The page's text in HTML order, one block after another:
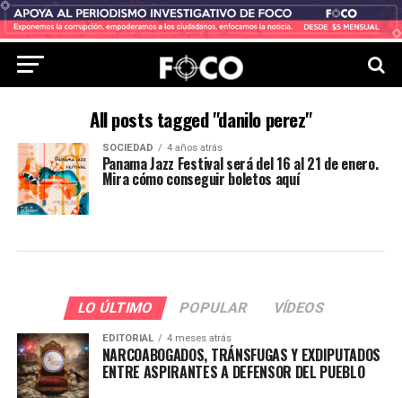
All posts tagged "danilo perez"
SOCIEDAD 4 años atrás
Panama Jazz Festival será del 16 al 21 de enero.
Mira cómo conseguir boletos aquí
LO ÚLTIMO POPULAR VÍDEOS
EDITORIAL 4 meses atrás
NARCOABOGADOS, TRÁNSFUGAS Y EXDIPUTADOS
ENTRE ASPIRANTES A DEFENSOR DEL PUEBLO